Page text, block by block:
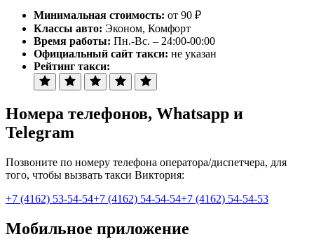
Минимальная стоимость: от 90 ₽
Классы авто: Эконом, Комфорт
Время работы: Пн.-Вс. – 24:00-00:00
Официальный сайт такси: не указан
Рейтинг такси:
Номера телефонов, Whatsapp и
Telegram
Позвоните по номеру телефона оператора/диспетчера, для
того, чтобы вызвать такси Виктория:
+7 (4162) 53-54-54+7 (4162) 54-54-54+7 (4162) 54-54-53
Мобильное приложение